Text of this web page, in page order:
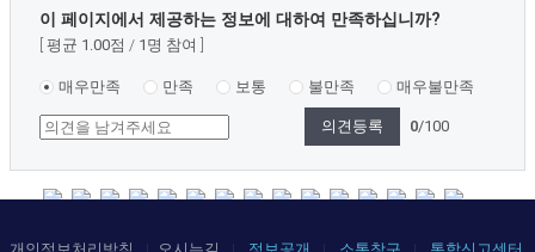
콘
텐
만
도
사
이 페이지에서 제공하는 정보에 대하여 만족하십니까?
평균 1.00점 1 명 참여
매우만족 만족 보통 불만족 매우불만족
0/100